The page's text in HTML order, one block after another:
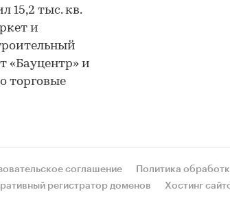
15,2 тыс. кв.
и
«Бауцентр» и
торговые
соглашение
Политика
регистратор доменов Хостинг